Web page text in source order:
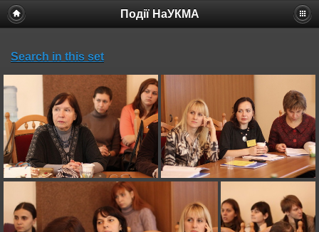
Події НаУКМА
Search in this set